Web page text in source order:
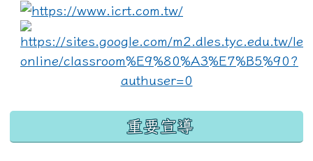
link to https://
重要宣導